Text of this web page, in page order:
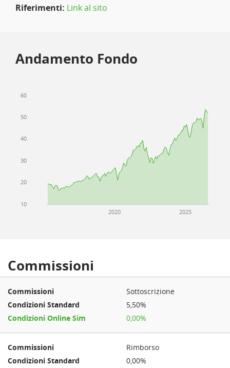
Riferimenti: Link al sito
Andamento Fondo
2020 2025
10
20
30
40
50
60
Commissioni
Sottoscrizione
5,50%
0,00%
Rimborso
0,00%